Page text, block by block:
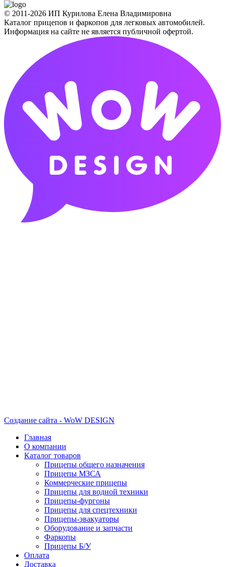
© 2011-2026 ИП Курилова Елена Владимировна
Каталог прицепов и фаркопов для легковых автомобилей.
Информация на сайте не является публичной офертой.
Создание сайта - WoW DESIGN
Главная
О компании
Каталог товаров
Прицепы общего назначения
Прицепы МЗСА
Коммерческие прицепы
Прицепы для водной техники
Прицепы-фургоны
Прицепы для спецтехники
Прицепы-эвакуаторы
Оборудование и запчасти
Фаркопы
Прицепы Б/У
Оплата
Доставка